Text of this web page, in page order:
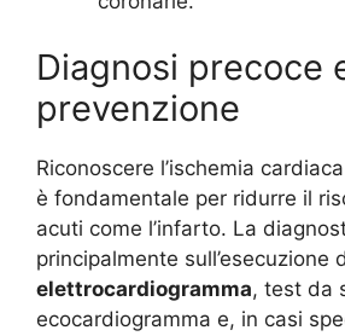
Diagnosi precoce
prevenzione
Riconoscere l’ischemia
è fondamentale per ridurre il
acuti come l’infarto. La
principalmente sull’esecuzione
elettrocardiogramma, test da
ecocardiogramma e, in casi